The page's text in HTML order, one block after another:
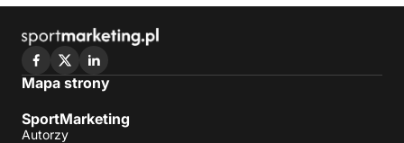
Mapa strony
SportMarketing
Autorzy